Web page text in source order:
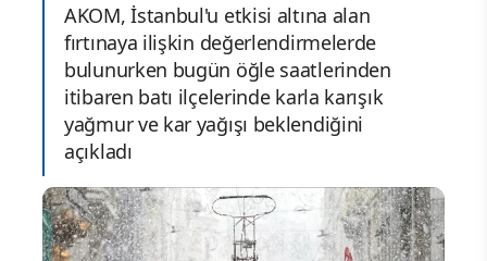
AKOM, İstanbul'u etkisi altına alan
fırtınaya ilişkin değerlendirmelerde
bulunurken bugün öğle saatlerinden
itibaren batı ilçelerinde karla karışık
yağmur ve kar yağışı beklendiğini
açıkladı